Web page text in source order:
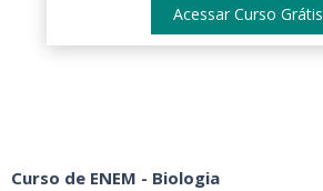
Acessar Curso Grátis
Curso de ENEM - Biologia